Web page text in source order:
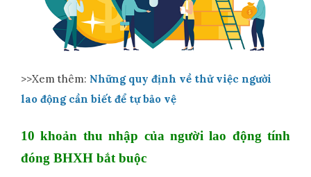
>>Xem thêm: Những quy định về thử việc người
lao động cần biết để tự bảo vệ
10 khoản thu nhập của người lao động tính
đóng BHXH bắt buộc